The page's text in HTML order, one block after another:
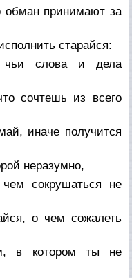
обман принимают за
старайся:
слова и дела
сочтешь из всего
иначе получится
неразумно,
сокрушаться не
о чем сожалеть
в котором ты не